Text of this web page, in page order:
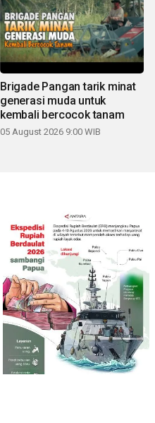
Brigade Pangan tarik minat
generasi muda untuk
kembali bercocok tanam
05 August 2026 9:00 WIB